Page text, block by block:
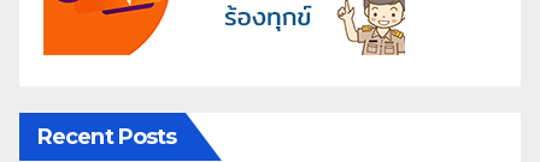
Recent Posts